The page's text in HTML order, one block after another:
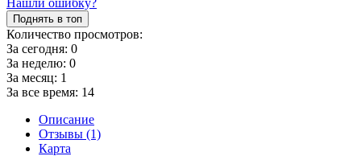
Поднять в топ
Количество просмотров:
За сегодня: 0
За неделю: 0
За месяц: 1
За все время: 14
Описание
Отзывы (1)
Карта